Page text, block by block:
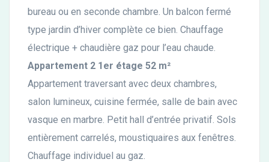
bureau ou en seconde chambre. Un balcon fermé
type jardin d’hiver complète ce bien. Chauffage
électrique + chaudière gaz pour l’eau chaude.
Appartement 2 1er étage 52 m²
Appartement traversant avec deux chambres,
salon lumineux, cuisine fermée, salle de bain avec
vasque en marbre. Petit hall d’entrée privatif. Sols
entièrement carrelés, moustiquaires aux fenêtres.
Chauffage individuel au gaz.